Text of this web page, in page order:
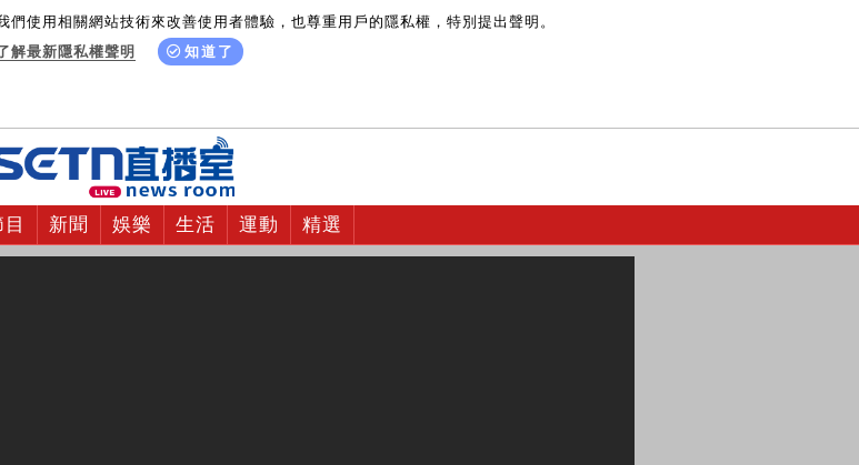
們使用相關網站技術來改善使用者體驗，也尊重用戶的隱私權，特別提出聲明。
解最新隱私權聲明
知道了
新聞 娛樂 生活 運動 精選